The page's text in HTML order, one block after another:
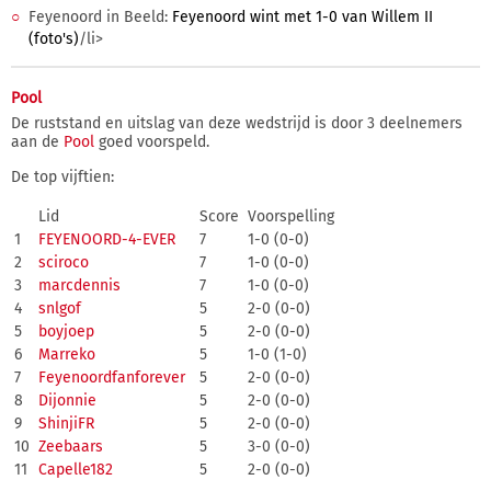
Feyenoord in Beeld: Feyenoord wint met 1-0 van Willem II
(foto's)/li>
Pool
De ruststand en uitslag van deze wedstrijd is door 3 deelnemers
aan de Pool goed voorspeld.
De top vijftien:
Lid Score Voorspelling
1
FEYENOORD-4-EVER 7
1-0 (0-0)
2
sciroco 7
1-0 (0-0)
3
marcdennis 7
1-0 (0-0)
4
snlgof 5
2-0 (0-0)
5
boyjoep 5
2-0 (0-0)
6
Marreko 5
1-0 (1-0)
7
Feyenoordfanforever 5
2-0 (0-0)
8
Dijonnie 5
2-0 (0-0)
9
ShinjiFR 5
2-0 (0-0)
10 Zeebaars 5
3-0 (0-0)
11
Capelle182 5
2-0 (0-0)